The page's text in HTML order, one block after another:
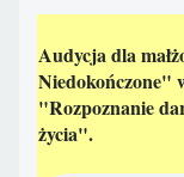
Audycja dla
Niedokończone"
"Rozpoznanie
życia".